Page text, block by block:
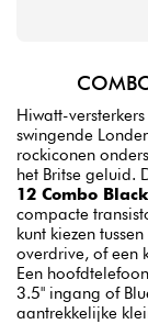
Hiwatt-
swingende
rockiconen
het Britse geluid.
12 Combo Black
compacte
kunt kiezen
overdrive, of een
Een
3.5" ingang of
aantrekkelijke